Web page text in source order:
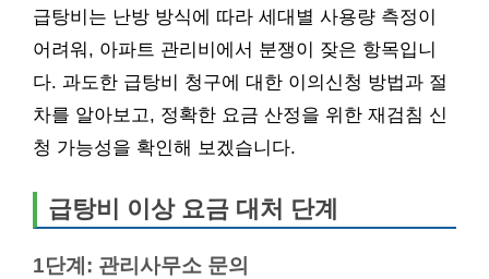
급탕비는 난방 방식에 따라 세대별 사용량 측정이
어려워, 아파트 관리비에서 분쟁이 잦은 항목입니
다. 과도한 급탕비 청구에 대한 이의신청 방법과 절
차를 알아보고, 정확한 요금 산정을 위한 재검침 신
청 가능성을 확인해 보겠습니다.
급탕비 이상 요금 대처 단계
1단계: 관리사무소 문의